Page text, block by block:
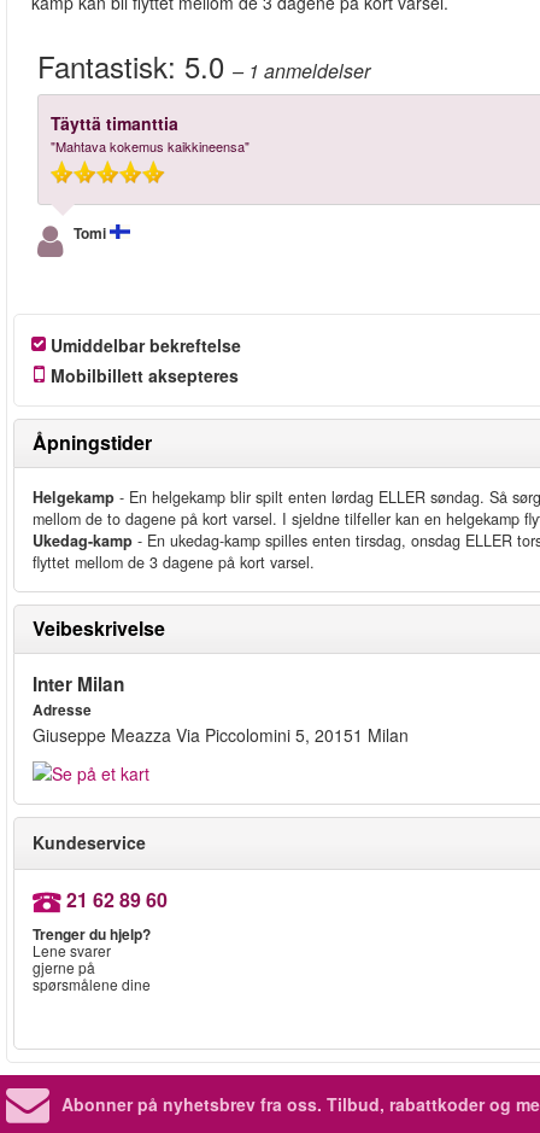
Fantastisk: 5.0 – 1 anmeldelser
Täyttä timanttia
"Mahtava kokemus kaikkineensa"
Tomi
Umiddelbar bekreftelse
Mobilbillett aksepteres
Åpningstider
Helgekamp - En helgekamp blir spilt enten lørdag ELLER søndag. Så
mellom de to dagene på kort varsel. I sjeldne tilfeller kan en helgekamp
Ukedag-kamp - En ukedag-kamp spilles enten tirsdag, onsdag ELLER
flyttet mellom de 3 dagene på kort varsel.
Veibeskrivelse
Inter Milan
Adresse
Giuseppe Meazza Via Piccolomini 5, 20151 Milan
Kundeservice
21 62 89 60
Trenger du hjelp?
Lene svarer
gjerne på
spørsmålene dine
Abonner på nyhetsbrev fra oss. Tilbud, rabattkoder og